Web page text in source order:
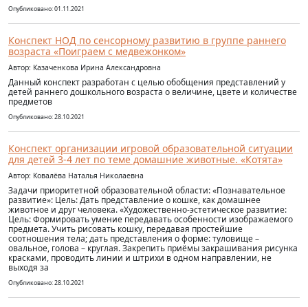
Опубликовано: 01.11.2021
Конспект НОД по сенсорному развитию в группе раннего
возраста «Поиграем с медвежонком»
Автор: Казаченкова Ирина Александровна
Данный конспект разработан с целью обобщения представлений у
детей раннего дошкольного возраста о величине, цвете и количестве
предметов
Опубликовано: 28.10.2021
Конспект организации игровой образовательной ситуации
для детей 3-4 лет по теме домашние животные. «Котята»
Автор: Ковалёва Наталья Николаевна
Задачи приоритетной образовательной области: «Познавательное
развитие»: Цель: Дать представление о кошке, как домашнее
животное и друг человека. «Художественно-эстетическое развитие:
Цель: Формировать умение передавать особенности изображаемого
предмета. Учить рисовать кошку, передавая простейшие
соотношения тела; дать представления о форме: туловище –
овальное, голова – круглая. Закрепить приёмы закрашивания рисунка
красками, проводить линии и штрихи в одном направлении, не
выходя за
Опубликовано: 28.10.2021